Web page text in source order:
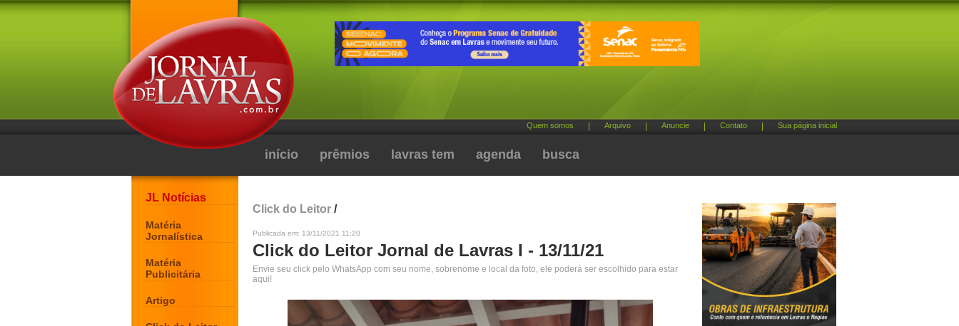
Quem somos Arquivo Anuncie Contato Sua página inicial
início prêmios lavras tem agenda busca
JL Notícias
Matéria
Jornalística
Matéria
Publicitária
Artigo
Click do Leitor /
Publicada em: 13/11/2021 11:20
Click do Leitor Jornal de Lavras I - 13/11/21
Envie seu click pelo WhatsApp com seu nome, sobrenome e local da foto, ele poderá ser escolhido para estar
aqui!